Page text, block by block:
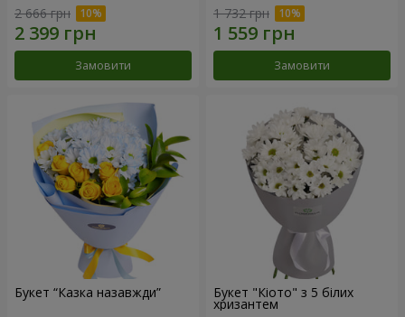
2 666 грн
Замовити
1 732 грн
Замовити
Букет “Казка назавжди” Букет "Кіото" з 5 білих
хризантем